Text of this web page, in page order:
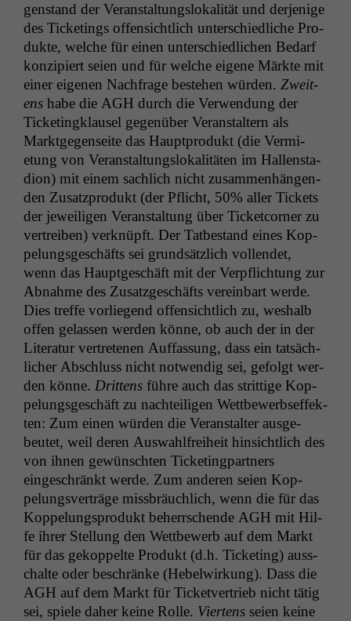
gen­stand der Ver­anstal­tungslokalität und der­jenige
des Tick­et­ings offen­sichtlich unter­schiedliche Pro­
duk­te, welche für einen unter­schiedlichen Bedarf
konzip­iert seien und für welche eigene Märk­te mit
ein­er eige­nen Nach­frage beste­hen wür­den. Zweit­
ens habe die AGH durch die Ver­wen­dung der
Tick­et­ingk­lausel gegenüber Ver­anstal­tern als
Mark­t­ge­gen­seite das Haupt­pro­dukt (die Ver­mi­
etung von Ver­anstal­tungslokalitäten im Hal­len­sta­
dion) mit einem sach­lich nicht zusam­men­hän­gen­
den Zusatzpro­dukt (der Pflicht, 50% aller Tick­ets
der jew­eili­gen Ver­anstal­tung über Tick­et­corner zu
vertreiben) verknüpft. Der Tatbe­stand eines Kop­
pelungs­geschäfts sei grund­sät­zlich vol­len­det,
wenn das Haupt­geschäft mit der Verpflich­tung zur
Abnahme des Zusatzgeschäfts vere­in­bart werde.
Dies tre­ffe vor­liegend offen­sichtlich zu, weshalb
offen gelassen wer­den könne, ob auch der in der
Lit­er­atur vertrete­nen Auf­fas­sung, dass ein tat­säch­
lich­er Abschluss nicht notwendig sei, gefol­gt wer­
den könne. Drit­tens führe auch das strit­tige Kop­
pelungs­geschäft zu nachteili­gen Wet­tbe­werb­sef­fek­
ten: Zum einen wür­den die Ver­anstal­ter aus­ge­
beutet, weil deren Auswahl­frei­heit hin­sichtlich des
von ihnen gewün­scht­en Tick­et­ing­part­ners
eingeschränkt werde. Zum anderen seien Kop­
pelungsverträge miss­bräuch­lich, wenn die für das
Kop­pelung­spro­dukt beherrschende AGH mit Hil­
fe ihrer Stel­lung den Wet­tbe­werb auf dem Markt
für das gekop­pelte Pro­dukt (d.h. Tick­et­ing) auss­
chalte oder beschränke (Hebel­wirkung). Dass die
AGH auf dem Markt für Tick­etver­trieb nicht tätig
sei, spiele daher keine Rolle. Viertens seien keine